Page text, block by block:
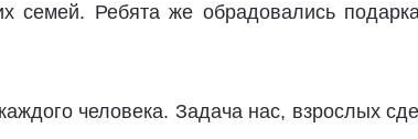
семей. Ребята же обрадовались
человека. Задача нас, взрослых